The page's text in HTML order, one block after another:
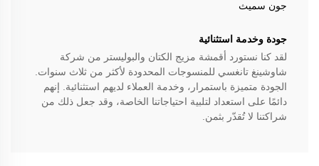
جون سميث
جودة وخدمة استثنائية
لقد كنا نستورد أقمشة مزيج الكتان والبوليستر من شركة
شاوشينغ تانغسي للمنسوجات المحدودة لأكثر من ثلاث سنوات.
الجودة متميزة باستمرار، وخدمة العملاء لديهم استثنائية. إنهم
دائمًا على استعداد لتلبية احتياجاتنا الخاصة، وقد جعل ذلك من
شراكتنا لا تُقدّر بثمن.